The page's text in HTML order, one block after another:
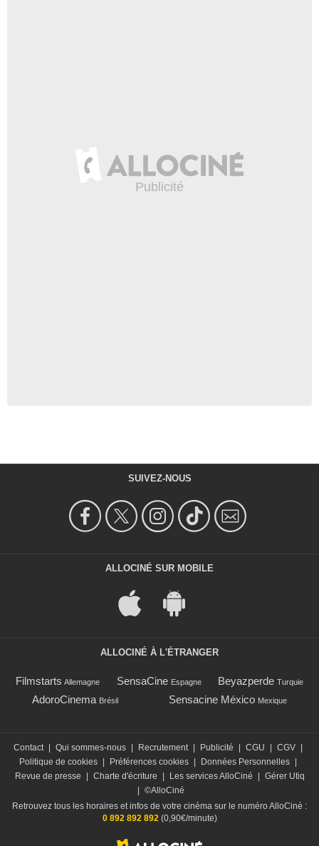
SUIVEZ-NOUS
ALLOCINÉ SUR MOBILE
ALLOCINÉ À L'ÉTRANGER
Filmstarts Allemagne SensaCine Espagne Beyazperde Turquie
AdoroCinema Brésil Sensacine México Mexique
Contact Qui sommes-nous Recrutement Publicité CGU CGV
Politique de cookies
Préférences cookies Données Personnelles
Revue de presse
Charte d'écriture Les services AlloCiné
Gérer Utiq
©AlloCiné
Retrouvez tous les horaires et infos de votre cinéma sur le numéro AlloCiné :
0 892 892 892(0,90€/minute)